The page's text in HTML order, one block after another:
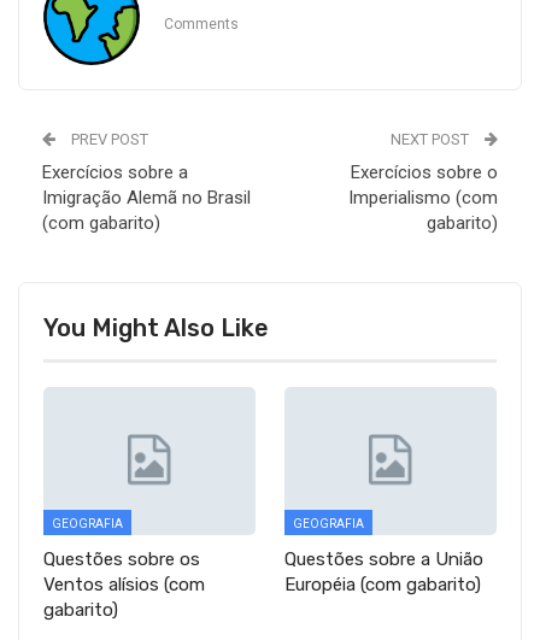
Comments
PREV POST
Exercícios sobre a
Imigração Alemã no Brasil
(com gabarito)
NEXT POST
Exercícios sobre o
Imperialismo (com
gabarito)
You Might Also Like
GEOGRAFIA
Questões sobre os
Ventos alísios (com
gabarito)
GEOGRAFIA
Questões sobre a União
Européia (com gabarito)